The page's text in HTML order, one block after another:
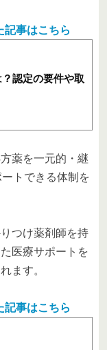
記事はこちら
認定の要件や取
薬を一元的・継
トできる体制を
つけ薬剤師を持
医療サポートを
ます。
記事はこちら